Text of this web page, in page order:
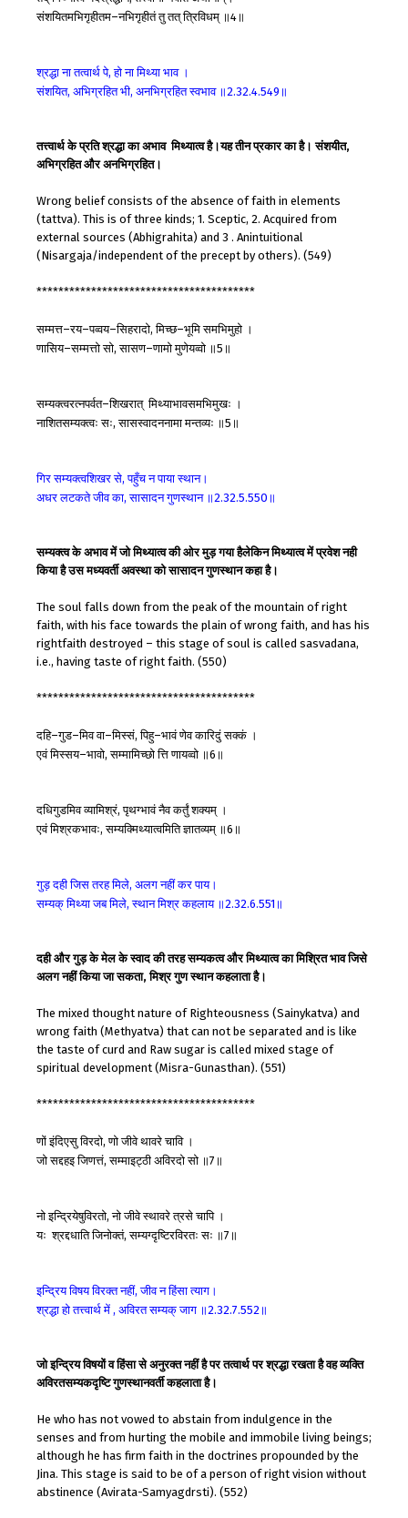
संशयितमभिगृहीतम–नभिगृहीतंतुतत्त्रिविधम् ॥4 ॥
श्रद्धानातत्वार्थपे,होनामिथ्याभाव ।
संशयित, अभिग्रहितभी, अनभिग्रहितस्वभाव ॥2.32.4.549 ॥
तत्त्वार्थ के प्रति श्रद्धा का अभाव मिथ्यात्व है।यह तीन प्रकार का है। संशयीत,
अभिग्रहित और अनभिग्रहित।
Wrong belief consists of the absence of faith in elements
(tattva). This is of three kinds; 1. Sceptic, 2. Acquired from
external sources (Abhigrahita) and 3 . Anintuitional
(Nisargaja/independent of the precept by others). (549)
****************************************
सम्मत्त–रय–पव्वय–सिहरादो,मिच्छ–भूमिसमभिमुहो ।
णासिय–सम्मत्तोसो,सासण–णामोमुणेयव्वो ॥5 ॥
सम्यक्त्वरत्नपर्वत–शिखरात् मिथ्याभावसमभिमुखः ।
नाशितसम्यक्त्वः सः,सासस्वादननामामन्तव्यः ॥5 ॥
गिरसम्यक्त्वशिखरसे,पहुँचनपायास्थान।
अधरलटकतेजीवका,सासादनगुणस्थान ॥2.32.5.550 ॥
सम्यक्त्व के अभाव में जो मिथ्यात्व की ओर मुड़ गया हैलेकिन मिथ्यात्व में प्रवेश नही
किया है उस मध्यवर्ती अवस्था को सासादन गुणस्थान कहा है।
The soul falls down from the peak of the mountain of right
faith, with his face towards the plain of wrong faith, and has his
rightfaith destroyed – this stage of soul is called sasvadana,
i.e., having taste of right faith. (550)
****************************************
दहि–गुड–मिववा–मिस्सं,पिहु–भावंणेवकारिदुंसक्कं ।
एवंमिस्सय–भावो,सम्मामिच्छोत्तिणायव्वो ॥6 ॥
दधिगुडमिवव्यामिश्रं,पृथग्भावंनैवकर्तुंशक्यम् ।
एवंमिश्रकभावः,सम्यक्मिथ्यात्वमितिज्ञातव्यम् ॥6 ॥
गुड़दहीजिसतरहमिले, अलगनहींकरपाय।
सम्यक्मिथ्याजबमिले,स्थानमिश्रकहलाय ॥2.32.6.551 ॥
दही और गुड़ के मेल के स्वाद की तरह सम्यकत्व और मिथ्यात्व का मिश्रित भाव जिसे
अलग नहीं किया जा सकता, मिश्र गुण स्थान कहलाता है।
The mixed thought nature of Righteousness (Sainykatva) and
wrong faith (Methyatva) that can not be separated and is like
the taste of curd and Raw sugar is called mixed stage of
spiritual development (Misra-Gunasthan). (551)
****************************************
णोंइंदिएसुविरदो,णोजीवेथावरेचावि ।
जोसद्दहइजिणत्तं,सम्माइट्ठीअविरदोसो ॥7 ॥
नोइन्द्रियेषुविरतो,नोजीवेस्थावरेत्रसेचापि ।
यः श्रद्दधातिजिनोक्तं,सम्यग्दृष्टिरविरतः सः ॥7 ॥
इन्द्रियविषयविरक्तनहीं,जीवनहिंसात्याग।
श्रद्धाहोतत्त्वार्थमें , अविरतसम्यक्जाग ॥2.32.7.552 ॥
जो इन्द्रिय विषयों व हिंसा से अनुरक्त नहीं है पर तत्वार्थ पर श्रद्धा रखता है वह व्यक्ति
अविरतसम्यकदृष्टि गुणस्थानवर्ती कहलाता है।
He who has not vowed to abstain from indulgence in the
senses and from hurting the mobile and immobile living beings;
although he has firm faith in the doctrines propounded by the
Jina. This stage is said to be of a person of right vision without
abstinence (Avirata-Samyagdrsti). (552)